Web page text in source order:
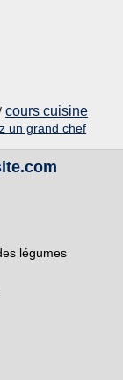
cours cuisine
un grand chef
légumes